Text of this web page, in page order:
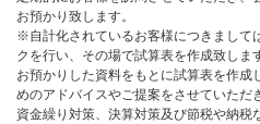
お預かり致します。
※自計化されているお客様につきまして
クを行い、その場で試算表を作成致しま
お預かりした資料をもとに試算表を作成
めのアドバイスやご提案をさせていただ
資金繰り対策、決算対策及び節税や納税